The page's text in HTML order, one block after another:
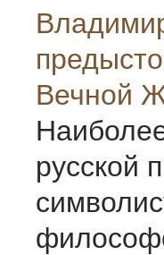
Вечной
русской